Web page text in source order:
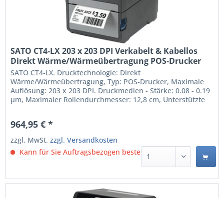
SATO CT4-LX 203 x 203 DPI Verkabelt & Kabellos
Direkt Wärme/Wärmeübertragung POS-Drucker
(WWCT01042ZNDR)
SATO CT4-LX. Drucktechnologie: Direkt
Wärme/Wärmeübertragung, Typ: POS-Drucker, Maximale
Auflösung: 203 x 203 DPI. Druckmedien - Stärke: 0.08 - 0.19
µm, Maximaler Rollendurchmesser: 12,8 cm, Unterstützte
integrierte Barcodes: 1D, 2D, Code 128 (A/B/C), Code 39,...
964,95 € *
zzgl. MwSt.zzgl. Versandkosten
Kann für Sie Auftragsbezogen bestellt werden.